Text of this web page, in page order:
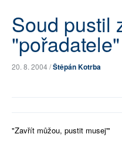
TÉMATA
AUTOŘI
PŘÍSPĚVKY NA PROVOZ
PLNÁ VERZE STRÁNEK
Soud pustil
20. 8. 2004 /Štěpán Kotrba
"Zavřít můžou, pustit musej'"